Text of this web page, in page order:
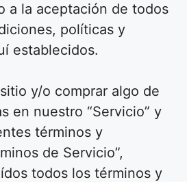
a la aceptación de todos
políticas y
establecidos.
y/o comprar algo de
en nuestro “Servicio” y
términos y
de Servicio”,
todos los términos y